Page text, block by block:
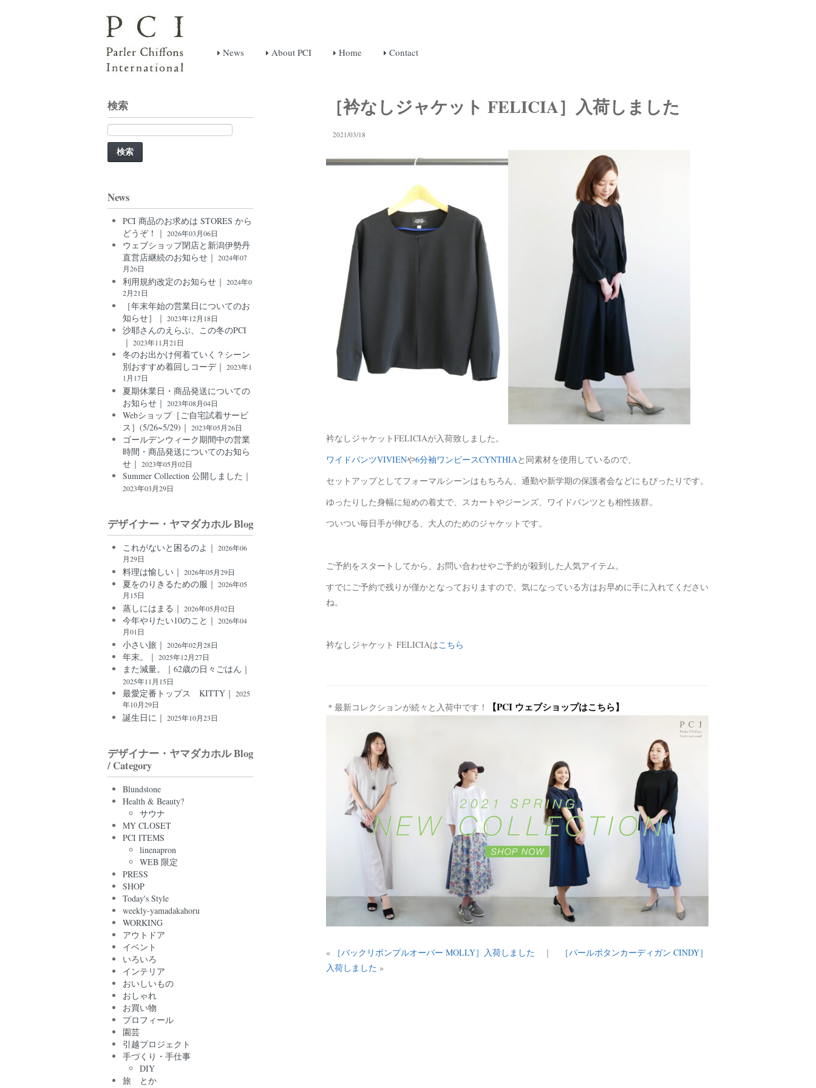
News About PCI Home Contact
［衿なしジャケット FELICIA］入荷しました
2021/03/18
衿なしジャケットFELICIAが入荷致しました。
ワイドパンツVIVIENや6分袖ワンピースCYNTHIAと同素材を使用しているので、
セットアップとしてフォーマルシーンはもちろん、通勤や新学期の保護者会などにもぴったりです。
ゆったりした身幅に短めの着丈で、スカートやジーンズ、ワイドパンツとも相性抜群。
ついつい毎日手が伸びる、大人のためのジャケットです。
ご予約をスタートしてから、お問い合わせやご予約が殺到した人気アイテム。
すでにご予約で残りが僅かとなっておりますので、気になっている方はお早めに手に入れてください
ね。
衿なしジャケット FELICIAはこちら
＊最新コレクションが続々と入荷中です！ 【PCI ウェブショップはこちら】
« ［バックリボンプルオーバー MOLLY］入荷しました ｜
［パールボタンカーディガン CINDY］
入荷しました »
検索
検
索:
News
PCI 商品のお求めは STORES から
どうぞ！｜ 2026年03月06日
ウェブショップ閉店と新潟伊勢丹
直営店継続のお知らせ｜ 2024年07
月26日
利用規約改定のお知らせ｜ 2024年0
2月21日
［年末年始の営業日についてのお
知らせ］｜ 2023年12月18日
沙耶さんのえらぶ、この冬のPCI
｜ 2023年11月21日
冬のお出かけ何着ていく？シーン
別おすすめ着回しコーデ｜ 2023年1
1月17日
夏期休業日・商品発送についての
お知らせ｜ 2023年08月04日
Webショップ［ご自宅試着サービ
ス］(5/26~5/29)｜ 2023年05月26日
ゴールデンウィーク期間中の営業
時間・商品発送についてのお知ら
せ｜ 2023年05月02日
Summer Collection 公開しました｜
2023年03月29日
デザイナー・ヤマダカホル Blog
これがないと困るのよ｜ 2026年06
月29日
料理は愉しい｜ 2026年05月29日
夏をのりきるための服｜ 2026年05
月15日
蒸しにはまる｜ 2026年05月02日
今年やりたい10のこと｜ 2026年04
月01日
小さい旅｜ 2026年02月28日
年末。｜ 2025年12月27日
また減量。｜62歳の日々ごはん｜
2025年11月15日
最愛定番トップス KITTY｜ 2025
年10月29日
誕生日に｜ 2025年10月23日
デザイナー・ヤマダカホル Blog
/ Category
Blundstone
Health & Beauty?
サウナ
MY CLOSET
PCI ITEMS
linenapron
WEB 限定
PRESS
SHOP
Today's Style
weekly-yamadakahoru
WORKING
アウトドア
イベント
いろいろ
インテリア
おいしいもの
おしゃれ
お買い物
プロフィール
園芸
引越プロジェクト
手づくり・手仕事
DIY
旅 とか